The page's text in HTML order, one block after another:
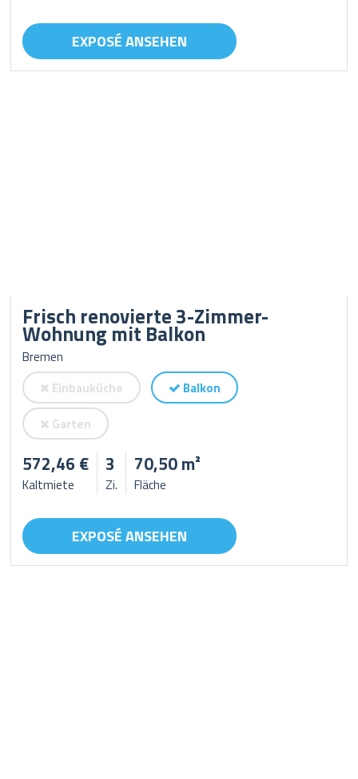
EXPOSÉ ANSEHEN
Frisch renovierte 3-Zimmer-
Wohnung mit Balkon
Bremen
Einbauküche
Balkon
Garten
572,46 €
Kaltmiete
3
Zi.
70,50 m²
Fläche
EXPOSÉ ANSEHEN